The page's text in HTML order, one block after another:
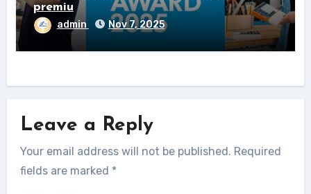
premiu
admin Nov 7, 2025
Leave a Reply
Your email address will not be published. Required
fields are marked *